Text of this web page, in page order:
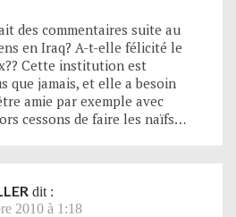
des commentaires suite au
en Iraq? A-t-elle félicité le
Cette institution est
que jamais, et elle a besoin
amie par exemple avec
cessons de faire les naïfs…
dit :
2010 à 1:18